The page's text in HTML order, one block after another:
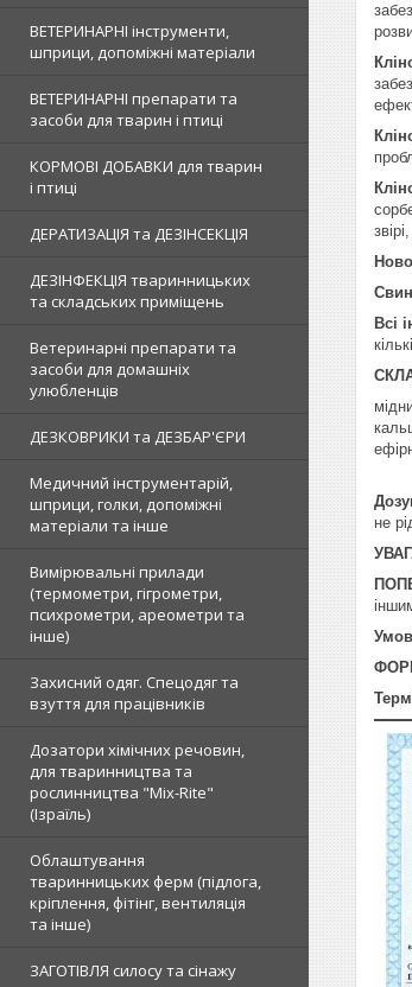
ВЕТЕРИНАРНІ інструменти,
шприци, допоміжні матеріали
ВЕТЕРИНАРНІ препарати та
засоби для тварин і птиці
КОРМОВІ ДОБАВКИ для тварин
і птиці
ДЕРАТИЗАЦІЯ та ДЕЗІНСЕКЦІЯ
ДЕЗІНФЕКЦІЯ тваринницьких
та складських приміщень
Ветеринарні препарати та
засоби для домашніх
улюбленців
ДЕЗКОВРИКИ та ДЕЗБАР'ЄРИ
Медичний інструментарій,
шприци, голки, допоміжні
матеріали та інше
Вимірювальні прилади
(термометри, гігрометри,
психрометри, ареометри та
інше)
Захисний одяг. Спецодяг та
взуття для працівників
Дозатори хімічних речовин,
для тваринництва та
рослинництва "Mix-Rite"
(Ізраїль)
Облаштування
тваринницьких ферм (підлога,
кріплення, фітінг, вентиляція
та інше)
ЗАГОТІВЛЯ силосу та сінажу
Всі
не